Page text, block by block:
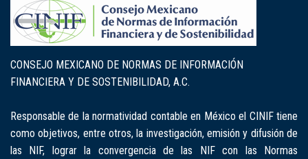
CONSEJO MEXICANO DE NORMAS DE INFORMACIÓN
FINANCIERA Y DE SOSTENIBILIDAD, A.C.
Responsable de la normatividad contable en México el CINIF tiene
como objetivos, entre otros, la investigación, emisión y difusión de
las NIF, lograr la convergencia de las NIF con las Normas